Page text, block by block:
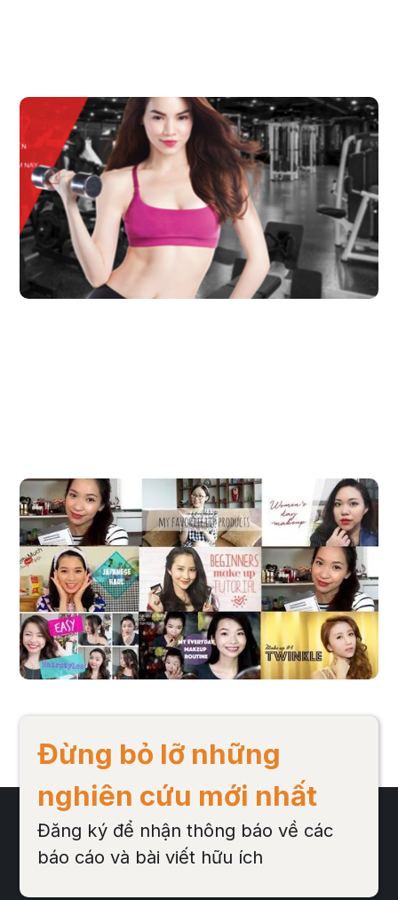
Lựa chọn và đánh giá hiệu quả của Influencer
trong chiến dịch marketing trên social media
Việc sử dụng Influencer trong chiến dịch marketing là một hình thức
Branding vô cùng phổ biến đối với các thương hiệu. Một
Influencer thường được đánh giá hiệu quả thông qua 3 tiêu chí: Reach
(Độ phủ), Resonance (Khả năng thay đổi ý kiến người tiêu dùng:
Brand preference hay Brand image), Relevance (Sự liên quan).
Đọc bài viết
Bí quyết chọn BEAUTY BLOGGER và nội dung
tương tác thích hợp
Social media platform mà Beauty blogger hoạt động phổ biến nhất là
Facebook, Instagram và Youtube. Mỗi Beauty Blogger cũng thường
sở hữu một trang Blog riêng với những bài viết có nội dung dài và
phức tạp hơn, mặc dù không tạo được nhiều thảo luận bằng 3
platform trên nhưng bài viết có chất lượng và độ sâu hơn.
Đọc bài viết
Đừng bỏ lỡ những
nghiên cứu mới nhất
Đăng ký để nhận thông báo về các
báo cáo và bài viết hữu ích